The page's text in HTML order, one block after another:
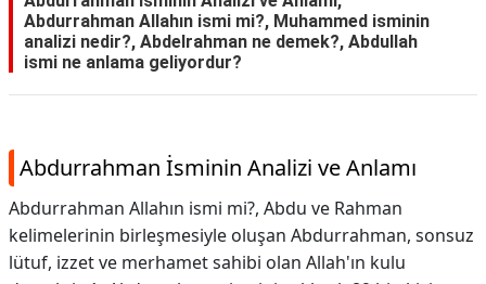
İLETİŞİM
Abdurrahman Allahın ismi mi?, Muhammed isminin
analizi nedir?, Abdelrahman ne demek?, Abdullah
ismi ne anlama geliyordur?
Abdurrahman İsminin Analizi ve Anlamı
Abdurrahman Allahın ismi mi?, Abdu ve Rahman
kelimelerinin birleşmesiyle oluşan Abdurrahman, sonsuz
lütuf, izzet ve merhamet sahibi olan Allah'ın kulu